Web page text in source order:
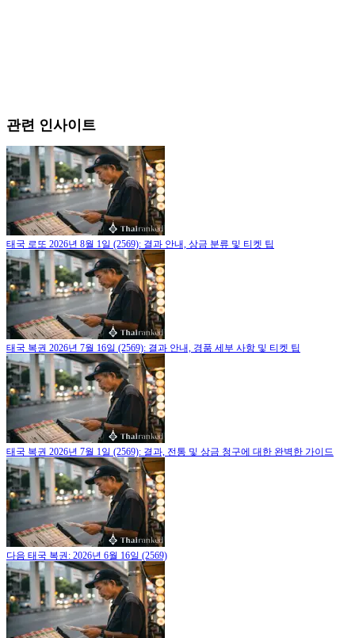
관련 인사이트
태국 로또 2026년 8월 1일 (2569): 결과 안내, 상금 분류 및 티켓 팁
태국 복권 2026년 7월 16일 (2569): 결과 안내, 경품 세부 사항 및 티켓 팁
태국 복권 2026년 7월 1일 (2569): 결과, 전통 및 상금 청구에 대한 완벽한 가이드
다음 태국 복권: 2026년 6월 16일 (2569)